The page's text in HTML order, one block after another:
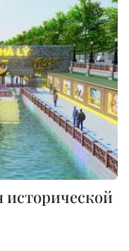
исторической